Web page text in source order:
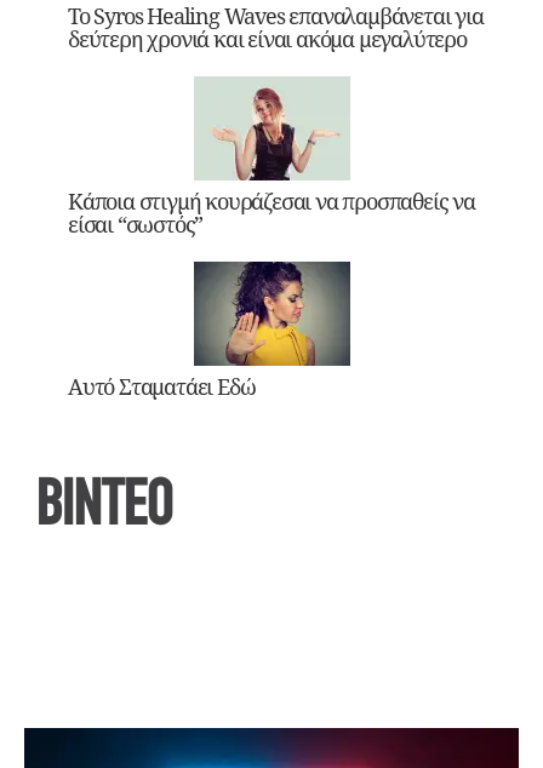
Το Syros Healing Waves επαναλαμβάνεται για
δεύτερη χρονιά και είναι ακόμα μεγαλύτερο
Κάποια στιγμή κουράζεσαι να προσπαθείς να
είσαι “σωστός”
Αυτό Σταματάει Εδώ
ΒΙΝΤΕΟ